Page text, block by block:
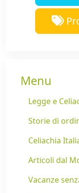
Menu
Legge e
Storie di
Celiachia
Articoli dal
Vacanze